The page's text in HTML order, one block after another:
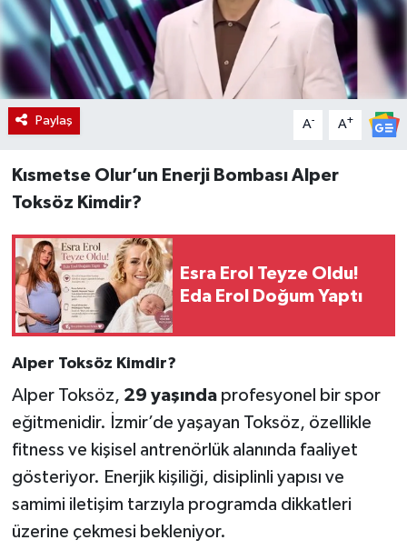
Paylaş A- A+
Kısmetse Olur’un Enerji Bombası Alper
Toksöz Kimdir?
Esra Erol Teyze Oldu!
Eda Erol Doğum Yaptı
Alper Toksöz Kimdir?
Alper Toksöz, 29 yaşındaprofesyonel bir spor
eğitmenidir. İzmir’de yaşayan Toksöz, özellikle
fitness ve kişisel antrenörlük alanında faaliyet
gösteriyor. Enerjik kişiliği, disiplinli yapısı ve
samimi iletişim tarzıyla programda dikkatleri
üzerine çekmesi bekleniyor.